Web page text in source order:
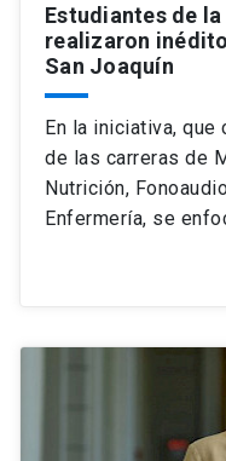
Estudiantes de
realizaron
San Joaquín
En la iniciativa, que
de las carreras de
Nutrición,
Enfermería, se